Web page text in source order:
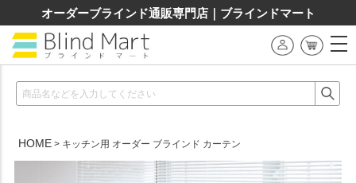
オーダーブラインド通販専門店｜ブラインドマート
HOME キッチン用 オーダー ブラインド カーテン